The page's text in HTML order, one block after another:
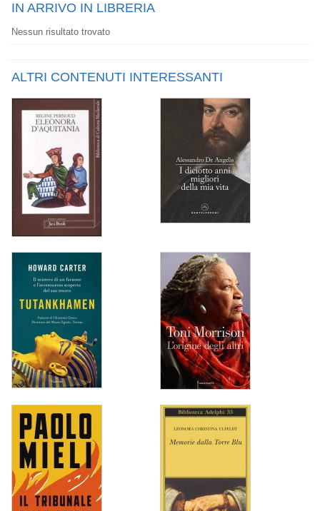
IN ARRIVO IN LIBRERIA
Nessun risultato trovato
ALTRI CONTENUTI INTERESSANTI